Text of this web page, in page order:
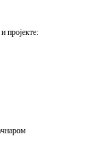
пројекте: